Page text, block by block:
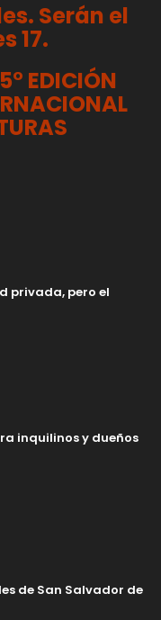
Serán el
17.
EDICIÓN
privada, pero el
inquilinos y dueños
de San Salvador de